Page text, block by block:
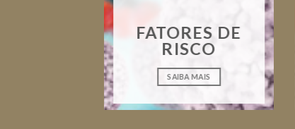
FATORES DE
RISCO
SAIBA MAIS